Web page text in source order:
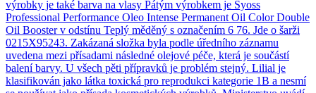
výrobky je také barva na vlasy Pátým výrobkem je Syoss
Professional Performance Oleo Intense Permanent Oil Color Double
Oil Booster v odstínu Teplý měděný s označením 6 76. Jde o šarži
0215X95243. Zakázaná složka byla podle úředního záznamu
uvedena mezi přísadami následné olejové péče, která je součástí
balení barvy. U všech pěti přípravků je problém stejný. Lilial je
klasifikován jako látka toxická pro reprodukci kategorie 1B a nesmí